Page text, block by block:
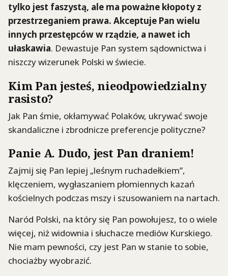
tylko jest faszystą, ale ma poważne kłopoty z
przestrzeganiem prawa. Akceptuje Pan wielu
innych przestępców w rządzie, a nawet ich
ułaskawia. Dewastuje Pan system sądownictwa i
niszczy wizerunek Polski w świecie.
Kim Pan jesteś, nieodpowiedzialny
rasisto?
Jak Pan śmie, okłamywać Polaków, ukrywać swoje
skandaliczne i zbrodnicze preferencje polityczne?
Panie A. Dudo, jest Pan draniem!
Zajmij się Pan lepiej „leśnym ruchadełkiem”,
klęczeniem, wygłaszaniem płomiennych kazań
kościelnych podczas mszy i szusowaniem na nartach.
Naród Polski, na który się Pan powołujesz, to o wiele
więcej, niż widownia i słuchacze mediów Kurskiego.
Nie mam pewności, czy jest Pan w stanie to sobie,
chociażby wyobrazić.